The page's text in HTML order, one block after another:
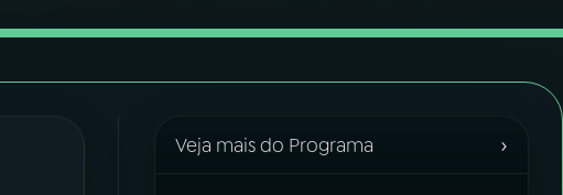
Veja mais do Programa ›